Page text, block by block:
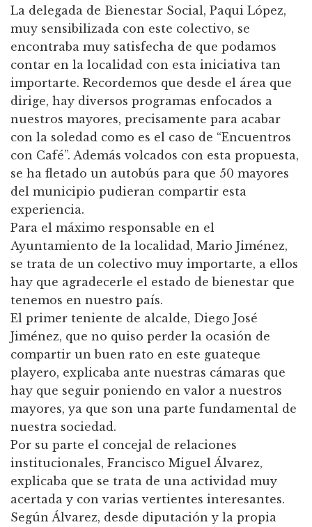
La delegada de Bienestar Social, Paqui López,
muy sensibilizada con este colectivo, se
encontraba muy satisfecha de que podamos
contar en la localidad con esta iniciativa tan
importarte. Recordemos que desde el área que
dirige, hay diversos programas enfocados a
nuestros mayores, precisamente para acabar
con la soledad como es el caso de “Encuentros
con Café”. Además volcados con esta propuesta,
se ha fletado un autobús para que 50 mayores
del municipio pudieran compartir esta
experiencia.
Para el máximo responsable en el
Ayuntamiento de la localidad, Mario Jiménez,
se trata de un colectivo muy importarte, a ellos
hay que agradecerle el estado de bienestar que
tenemos en nuestro país.
El primer teniente de alcalde, Diego José
Jiménez, que no quiso perder la ocasión de
compartir un buen rato en este guateque
playero, explicaba ante nuestras cámaras que
hay que seguir poniendo en valor a nuestros
mayores, ya que son una parte fundamental de
nuestra sociedad.
Por su parte el concejal de relaciones
institucionales, Francisco Miguel Álvarez,
explicaba que se trata de una actividad muy
acertada y con varias vertientes interesantes.
Según Álvarez, desde diputación y la propia